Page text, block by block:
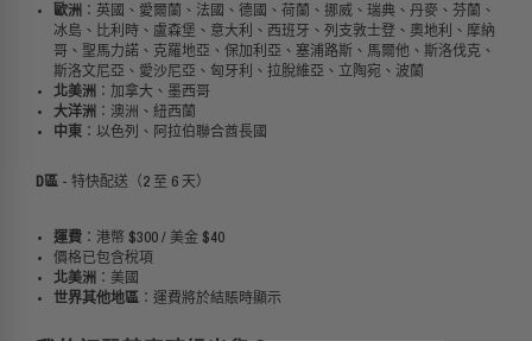
歐洲 ：英國、愛爾蘭、法國、德國、荷蘭、挪威、瑞典、丹麥、芬蘭、
冰島、比利時、盧森堡、意大利、西班牙、列支敦士登、奧地利、摩納
哥、聖馬力諾、克羅地亞、保加利亞、塞浦路斯、馬爾他、斯洛伐克、
斯洛文尼亞、愛沙尼亞、匈牙利、拉脫維亞、立陶宛、波 蘭
北美洲 ：加拿大、墨西哥
大洋洲 ：澳洲、紐西蘭
中東 ：以色列、阿拉伯聯合酋長國
D區 - 特快配送（2 至 6 天）
運費 ：港幣 $300 / 美金 $40
價格已包含稅項
北美洲 ：美國
世界其他地區 ：運費將於結賬時顯示